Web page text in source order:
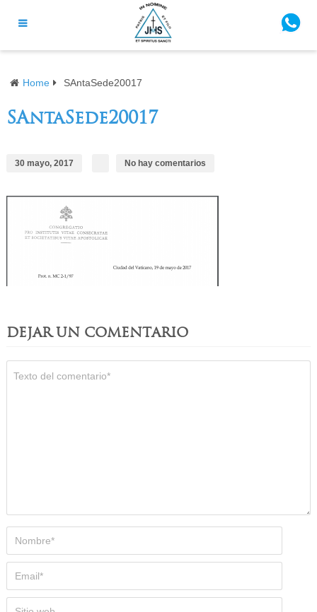
Home SAntaSede20017
SAntaSede20017
30 mayo, 2017 No hay comentarios
DEJAR UN COMENTARIO